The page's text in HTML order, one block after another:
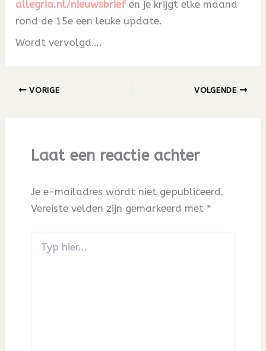
allegria.nl/nieuwsbriefen je krijgt elke maand
rond de 15e een leuke update.
Wordt vervolgd….
VORIGE VOLGENDE
Laat een reactie achter
Je e-mailadres wordt niet gepubliceerd.
Vereiste velden zijn gemarkeerd met *
hier...